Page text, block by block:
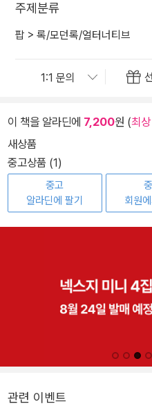
주제분류
팝 > 록/모던록/얼터너티브
이 책을 알라딘에 7,200원 (최상
새상품
중고상품 (1)
중고
알라딘에 팔기
회원
관련 이벤트